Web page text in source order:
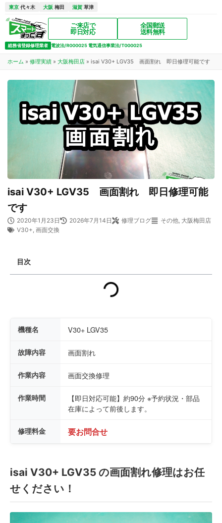
東京 代々木 大阪 梅田 滋賀 草津
ご来店で
即日対応
全国郵送
送料無料
総務省登録修理業者 電波法/R000025 電気通信事業法/T000025
ホーム » 修理実績 » 大阪梅田店 » isai V30+ LGV35 画面割れ 即日修理可能です
isai V30+ LGV35 画面割れ 即日修理可能
です
2020年1月23日 2026年7月14日 修理ブログ その他, 大阪梅田店
V30+, 画面交換
目次
機種名 V30+ LGV35
故障内容 画面割れ
作業内容 画面交換修理
作業時間
【即日対応可能】約90分 ※予約状況・部品
在庫によって前後します。
修理料金 要お問合せ
isai V30+ LGV35 の画面割れ修理はお任
せください！